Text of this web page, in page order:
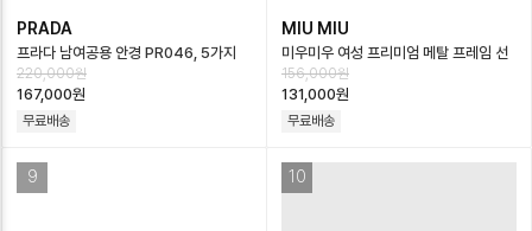
PRADA
프라다 남여공용 안경 PR046, 5가지
색상, GL1
220,000원
167,000원
무료배송
MIU MIU
미우미우 여성 프리미엄 메탈 프레임 선
글라스 - Miumiu Womens Premium
M…
156,000원
131,000원
무료배송
9 10